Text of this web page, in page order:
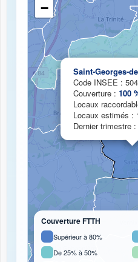
Chargement de la
Saint-Georges-
Code INSEE :
Couverture : 100
Locaux
Locaux estimés :
Dernier trimestre
−
Couverture FTTH
Supérieur à 80%
De 25% à 50%